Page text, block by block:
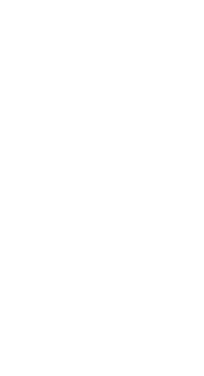
6 август 2026 г.